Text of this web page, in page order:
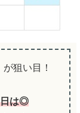
が狙い目！
日は◎